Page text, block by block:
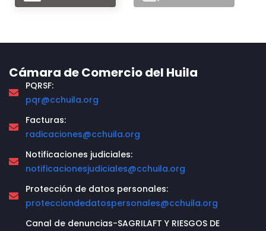
Cámara de Comercio del Huila
PQRSF:
pqr@cchuila.org
Facturas:
radicaciones@cchuila.org
Notificaciones judiciales:
notificacionesjudiciales@cchuila.org
Protección de datos personales:
protecciondedatospersonales@cchuila.org
Canal de denuncias-SAGRILAFT Y RIESGOS DE